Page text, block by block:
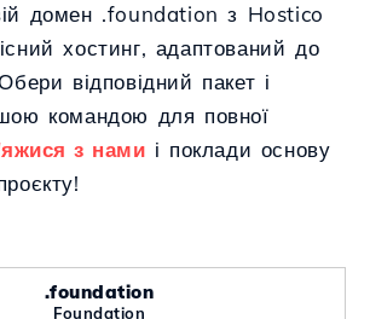
домен .foundation з Hostico
хостинг, адаптований до
відповідний пакет і
командою для повної
з нами і поклади основу
.foundation
Foundation